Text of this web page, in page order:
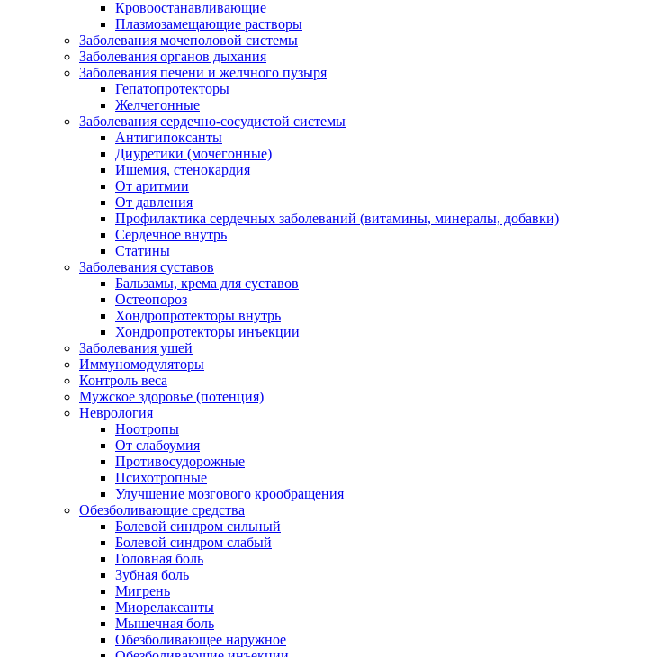
Кровоостанавливающие
Плазмозамещающие растворы
Заболевания мочеполовой системы
Заболевания органов дыхания
Заболевания печени и желчного пузыря
Гепатопротекторы
Желчегонные
Заболевания сердечно-сосудистой системы
Антигипоксанты
Диуретики (мочегонные)
Ишемия, стенокардия
От аритмии
От давления
Профилактика сердечных заболеваний (витамины, минералы, добавки)
Сердечное внутрь
Статины
Заболевания суставов
Бальзамы, крема для суставов
Остеопороз
Хондропротекторы внутрь
Хондропротекторы инъекции
Заболевания ушей
Иммуномодуляторы
Контроль веса
Мужское здоровье (потенция)
Неврология
Ноотропы
От слабоумия
Противосудорожные
Психотропные
Улучшение мозгового крообращения
Обезболивающие средства
Болевой синдром сильный
Болевой синдром слабый
Головная боль
Зубная боль
Мигрень
Миорелаксанты
Мышечная боль
Обезболивающее наружное